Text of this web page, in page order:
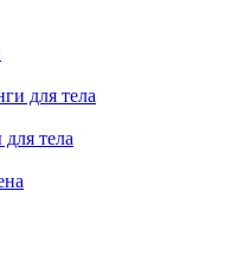
для тела
тела